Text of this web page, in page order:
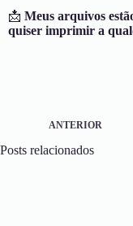
📩 Meus arquivos
quiser imprimir a
ANTERIOR
Posts relacionados